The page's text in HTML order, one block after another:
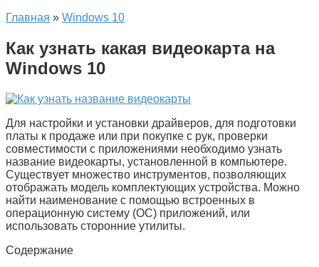
Главная » Windows 10
Как узнать какая видеокарта на
Windows 10
Для настройки и установки драйверов, для подготовки
платы к продаже или при покупке с рук, проверки
совместимости с приложениями необходимо узнать
название видеокарты, установленной в компьютере.
Существует множество инструментов, позволяющих
отображать модель комплектующих устройства. Можно
найти наименование с помощью встроенных в
операционную систему (ОС) приложений, или
использовать сторонние утилиты.
Содержание